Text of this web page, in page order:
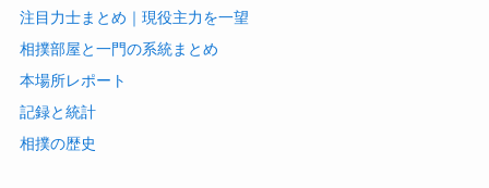
注目力士まとめ｜現役主力を一望
相撲部屋と一門の系統まとめ
本場所レポート
記録と統計
相撲の歴史